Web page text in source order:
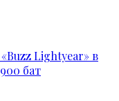
Lightyear» в
бат